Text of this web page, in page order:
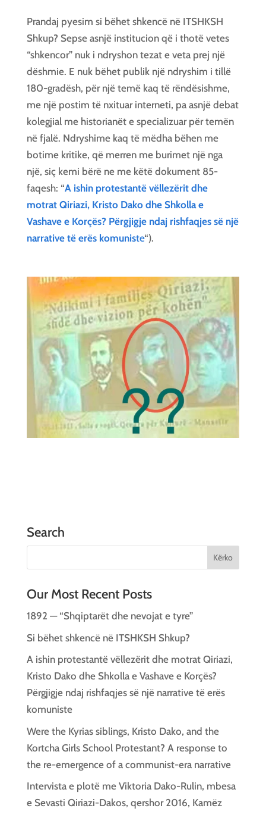
Prandaj pyesim si bëhet shkencë në ITSHKSH
Shkup? Sepse asnjë institucion që i thotë vetes
“shkencor” nuk i ndryshon tezat e veta prej një
dëshmie. E nuk bëhet publik një ndryshim i tillë
180-gradësh, për një temë kaq të rëndësishme,
me një postim të nxituar interneti, pa asnjë debat
kolegjial me historianët e specializuar për temën
në fjalë. Ndryshime kaq të mëdha bëhen me
botime kritike, që merren me burimet një nga
një, siç kemi bërë ne me këtë dokument 85-
faqesh: “A ishin protestantë vëllezërit dhe
motrat Qiriazi, Kristo Dako dhe Shkolla e
Vashave e Korçës? Përgjigje ndaj rishfaqjes së një
narrative të erës komuniste“).
Search
Our Most Recent Posts
1892 — “Shqiptarët dhe nevojat e tyre”
Si bëhet shkencë në ITSHKSH Shkup?
A ishin protestantë vëllezërit dhe motrat Qiriazi,
Kristo Dako dhe Shkolla e Vashave e Korçës?
Përgjigje ndaj rishfaqjes së një narrative të erës
komuniste
Were the Kyrias siblings, Kristo Dako, and the
Kortcha Girls School Protestant? A response to
the re-emergence of a communist-era narrative
Intervista e plotë me Viktoria Dako-Rulin, mbesa
e Sevasti Qiriazi-Dakos, qershor 2016, Kamëz